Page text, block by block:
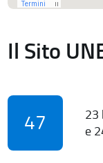
Il Sito
47
23
e